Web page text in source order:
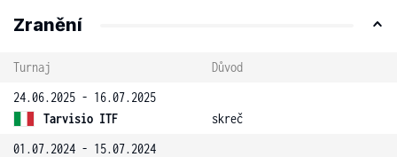
Zranění
Turnaj
Důvod
24.06.2025 - 16.07.2025
Tarvisio ITF
skreč
01.07.2024 - 15.07.2024